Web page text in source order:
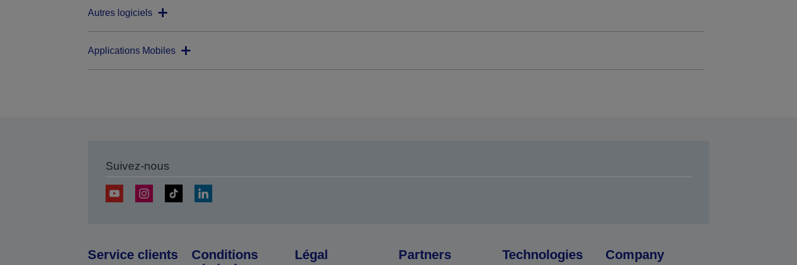
Autres logiciels
Applications Mobiles
Suivez-nous
Service clients
Conditions
Légal Partners Technologies Company